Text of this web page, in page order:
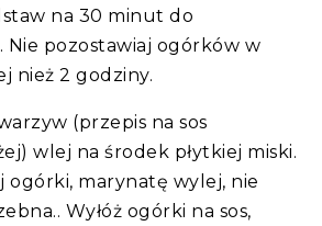
na 30 minut do
Nie pozostawiaj ogórków w
nież 2 godziny.
(przepis na sos
wlej na środek płytkiej miski.
ogórki, marynatę wylej, nie
Wyłóż ogórki na sos,